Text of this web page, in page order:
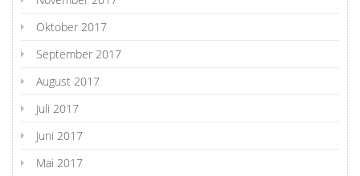
Oktober 2017
September 2017
August 2017
Juli 2017
Juni 2017
Mai 2017